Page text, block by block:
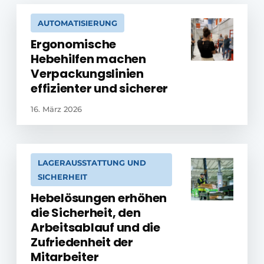
AUTOMATISIERUNG
Ergonomische
Hebehilfen machen
Verpackungslinien
effizienter und sicherer
16. März 2026
LAGERAUSSTATTUNG UND
SICHERHEIT
Hebelösungen erhöhen
die Sicherheit, den
Arbeitsablauf und die
Zufriedenheit der
Mitarbeiter